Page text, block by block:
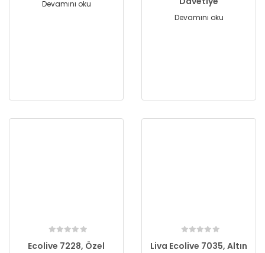
Devamını oku
Devamını oku
Ecolive 7228, Özel
Liva Ecolive 7035, Altın